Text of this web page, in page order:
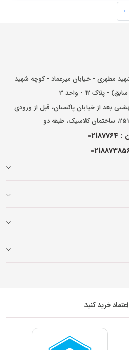
›
مطهری - خیابان میرعماد - کوچه شهید
پلاک 12 - واحد 3
بعد از خیابان پاکستان، قبل از ورودی
:
02187764
خرید کنید